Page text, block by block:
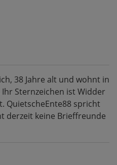
38 Jahre alt und wohnt in
Sternzeichen ist Widder
QuietscheEnte88 spricht
derzeit keine Brieffreunde